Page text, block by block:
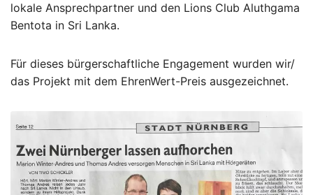
lokale Ansprechpartner und den Lions Club Aluthgama
Bentota in Sri Lanka.
Für dieses bürgerschaftliche Engagement wurden wir/
das Projekt mit dem EhrenWert-Preis ausgezeichnet.